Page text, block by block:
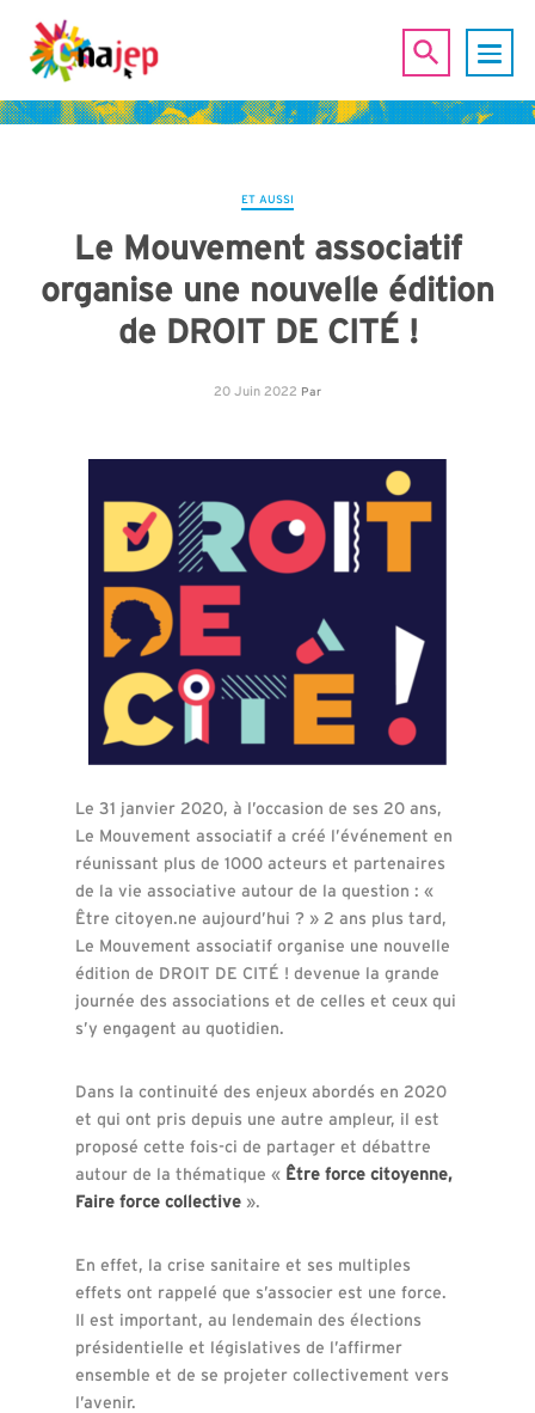
ET AUSSI
Le Mouvement associatif
organise une nouvelle édition
de DROIT DE CITÉ !
20 Juin 2022 Par
Le 31 janvier 2020, à l’occasion de ses 20 ans,
Le Mouvement associatif a créé l’événement en
réunissant plus de 1000 acteurs et partenaires
de la vie associative autour de la question : «
Être citoyen.ne aujourd’hui ? » 2 ans plus tard,
Le Mouvement associatif organise une nouvelle
édition de DROIT DE CITÉ ! devenue la grande
journée des associations et de celles et ceux qui
s’y engagent au quotidien.
Dans la continuité des enjeux abordés en 2020
et qui ont pris depuis une autre ampleur, il est
proposé cette fois-ci de partager et débattre
autour de la thématique « Être force citoyenne,
Faire force collective».
En effet, la crise sanitaire et ses multiples
effets ont rappelé que s’associer est une force.
Il est important, au lendemain des élections
présidentielle et législatives de l’affirmer
ensemble et de se projeter collectivement vers
l’avenir.